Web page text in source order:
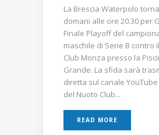
La Brescia Waterpolo
domani alle ore 20.30 per
Finale Playoff del
maschile di Serie B contro
Club Monza presso la
Grande. La sfida sarà
diretta sul canale
del Nuoto Club...
READ MORE